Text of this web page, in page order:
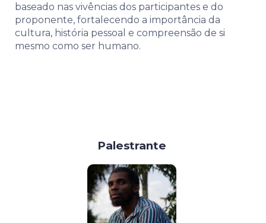
baseado nas vivências dos participantes e do
proponente, fortalecendo a importância da
cultura, história pessoal e compreensão de si
mesmo como ser humano.
Palestrante